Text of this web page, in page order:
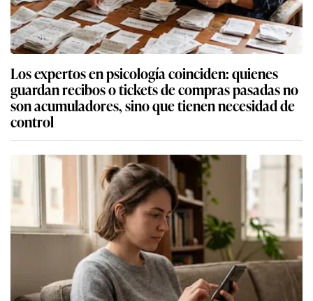
Los expertos en psicología coinciden: quienes
guardan recibos o tickets de compras pasadas no
son acumuladores, sino que tienen necesidad de
control